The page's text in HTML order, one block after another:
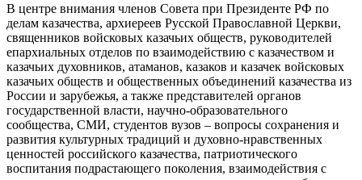
В центре внимания членов Совета при Президенте РФ по
делам казачества, архиереев Русской Православной Церкви,
священников войсковых казачьих обществ, руководителей
епархиальных отделов по взаимодействию с казачеством и
казачьих духовников, атаманов, казаков и казачек войсковых
казачьих обществ и общественных объединений казачества из
России и зарубежья, а также представителей органов
государственной власти, научно-образовательного
сообщества, СМИ, студентов вузов – вопросы сохранения и
развития культурных традиций и духовно-нравственных
ценностей российского казачества, патриотического
воспитания подрастающего поколения, взаимодействия с